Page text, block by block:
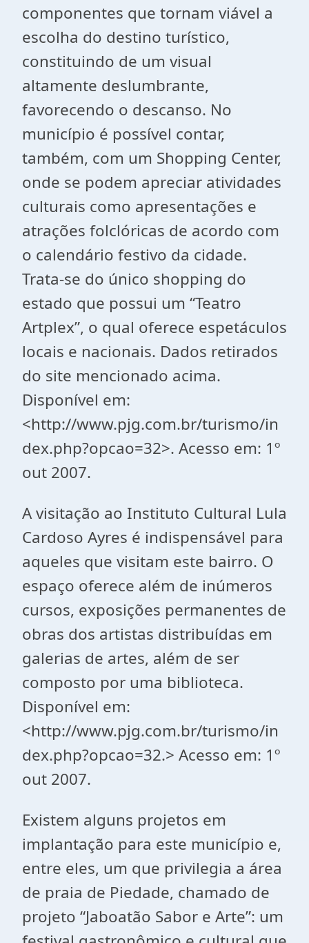
componentes que tornam viável a
escolha do destino turístico,
constituindo de um visual
altamente deslumbrante,
favorecendo o descanso. No
município é possível contar,
também, com um Shopping Center,
onde se podem apreciar atividades
culturais como apresentações e
atrações folclóricas de acordo com
o calendário festivo da cidade.
Trata-se do único shopping do
estado que possui um “Teatro
Artplex”, o qual oferece espetáculos
locais e nacionais. Dados retirados
do site mencionado acima.
Disponível em:
<http://www.pjg.com.br/turismo/in
dex.php?opcao=32>. Acesso em: 1º
out 2007.
A visitação ao Instituto Cultural Lula
Cardoso Ayres é indispensável para
aqueles que visitam este bairro. O
espaço oferece além de inúmeros
cursos, exposições permanentes de
obras dos artistas distribuídas em
galerias de artes, além de ser
composto por uma biblioteca.
Disponível em:
<http://www.pjg.com.br/turismo/in
dex.php?opcao=32.> Acesso em: 1º
out 2007.
Existem alguns projetos em
implantação para este município e,
entre eles, um que privilegia a área
de praia de Piedade, chamado de
projeto “Jaboatão Sabor e Arte”: um